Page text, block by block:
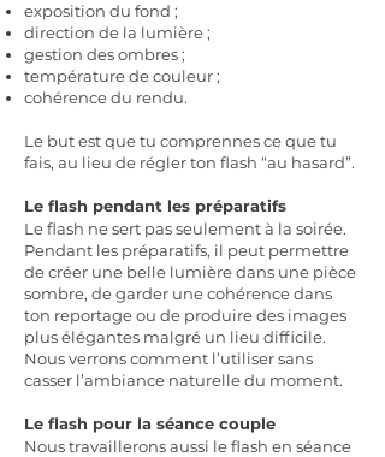
exposition du fond ;
direction de la lumière ;
gestion des ombres ;
température de couleur ;
cohérence du rendu.
Le but est que tu comprennes ce que tu
fais, au lieu de régler ton flash “au hasard”.
Le flash pendant les préparatifs
Le flash ne sert pas seulement à la soirée.
Pendant les préparatifs, il peut permettre
de créer une belle lumière dans une pièce
sombre, de garder une cohérence dans
ton reportage ou de produire des images
plus élégantes malgré un lieu difficile.
Nous verrons comment l’utiliser sans
casser l’ambiance naturelle du moment.
Le flash pour la séance couple
Nous travaillerons aussi le flash en séance